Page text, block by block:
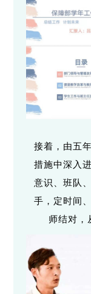
接着，由五
措施中深入
意识、班队
手，定时间
师结对，